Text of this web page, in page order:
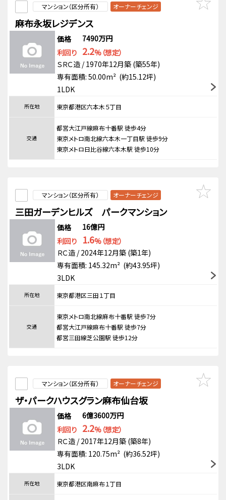
マンション（区分所有） オーナーチェンジ
麻布永坂レジデンス
価格
7490万円
利回り 2.2%（想定）
ＳＲＣ造 / 1970年12月築 (築55年)
専有面積: 50.00m² (約15.12坪)
1LDK
所在地 東京都港区六本木５丁目
交通
都営大江戸線麻布十番駅 徒歩4分
東京メトロ南北線六本木一丁目駅 徒歩9分
東京メトロ日比谷線六本木駅 徒歩10分
マンション（区分所有） オーナーチェンジ
三田ガーデンヒルズ パークマンション
価格
16億円
利回り
1.6%（想定）
ＲＣ造 / 2024年12月築 (築1年)
専有面積: 145.32m² (約43.95坪)
3LDK
所在地 東京都港区三田１丁目
交通
東京メトロ南北線麻布十番駅 徒歩7分
都営大江戸線麻布十番駅 徒歩7分
都営三田線芝公園駅 徒歩12分
マンション（区分所有） オーナーチェンジ
ザ・パークハウスグラン麻布仙台坂
価格
6億3600万円
利回り 2.2%（想定）
ＲＣ造 / 2017年12月築 (築8年)
専有面積: 120.75m² (約36.52坪)
3LDK
所在地 東京都港区南麻布１丁目